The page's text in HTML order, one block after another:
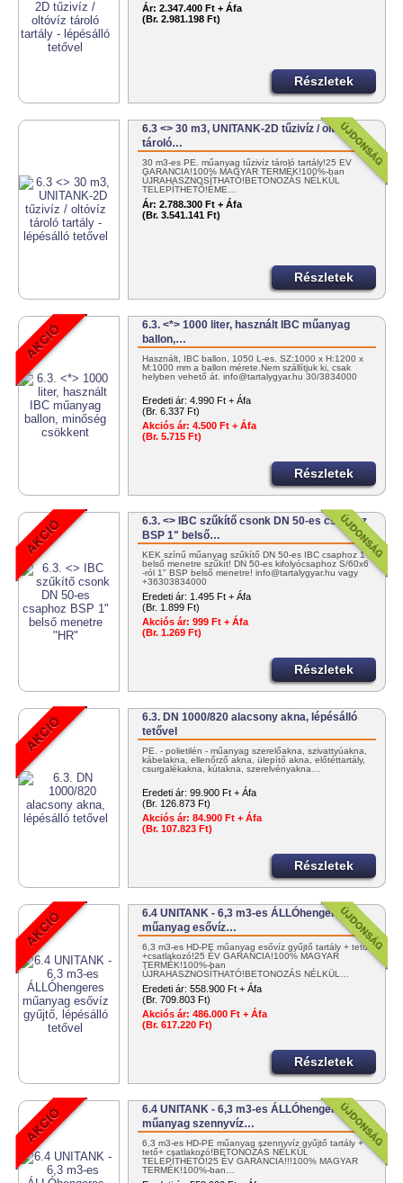
Ár: 2.347.400 Ft + Áfa
(Br. 2.981.198 Ft)
Részletek
6.3 <> 30 m3, UNITANK-2D tűzivíz / oltóvíz
tároló…
30 m3-es PE. műanyag tűzivíz tároló tartály!25 ÉV
GARANCIA!100% MAGYAR TERMÉK!100%-ban
ÚJRAHASZNOSÍTHATÓ!BETONOZÁS NÉLKÜL
TELEPÍTHETŐ!ÉME…
Ár: 2.788.300 Ft + Áfa
(Br. 3.541.141 Ft)
Részletek
6.3. <*> 1000 liter, használt IBC műanyag
ballon,…
Használt, IBC ballon, 1050 L-es. SZ:1000 x H:1200 x
M:1000 mm a ballon mérete.Nem szállítjuk ki, csak
helyben vehető át. info@tartalygyar.hu 30/3834000
Eredeti ár: 4.990 Ft + Áfa
(Br. 6.337 Ft)
Akciós ár: 4.500 Ft + Áfa
(Br. 5.715 Ft)
Részletek
6.3. <> IBC szűkítő csonk DN 50-es csaphoz
BSP 1" belső…
KÉK színű műanyag szűkítő DN 50-es IBC csaphoz 1"
belső menetre szűkít! DN 50-es kifolyócsaphoz S/60x6
-ról 1" BSP belső menetre! info@tartalygyar.hu vagy
+36303834000
Eredeti ár: 1.495 Ft + Áfa
(Br. 1.899 Ft)
Akciós ár: 999 Ft + Áfa
(Br. 1.269 Ft)
Részletek
6.3. DN 1000/820 alacsony akna, lépésálló
tetővel
PE. - polietilén - műanyag szerelőakna, szivattyúakna,
kábelakna, ellenőrző akna, ülepítő akna, előtéttartály,
csurgalékakna, kútakna, szerelvényakna…
Eredeti ár: 99.900 Ft + Áfa
(Br. 126.873 Ft)
Akciós ár: 84.900 Ft + Áfa
(Br. 107.823 Ft)
Részletek
6.4 UNITANK - 6,3 m3-es ÁLLÓhengeres
műanyag esővíz…
6,3 m3-es HD-PE műanyag esővíz gyűjtő tartály + tető
+csatlakozó!25 ÉV GARANCIA!100% MAGYAR
TERMÉK!100%-ban
ÚJRAHASZNOSÍTHATÓ!BETONOZÁS NÉLKÜL…
Eredeti ár: 558.900 Ft + Áfa
(Br. 709.803 Ft)
Akciós ár: 486.000 Ft + Áfa
(Br. 617.220 Ft)
Részletek
6.4 UNITANK - 6,3 m3-es ÁLLÓhengeres
műanyag szennyvíz…
6,3 m3-es HD-PE műanyag szennyvíz gyűjtő tartály +
tető+ csatlakozó!BETONOZÁS NÉLKÜL
TELEPÍTHETŐ!25 ÉV GARANCIA!!!100% MAGYAR
TERMÉK!100%-ban…